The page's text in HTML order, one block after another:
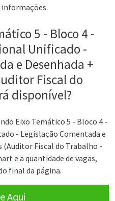
informações.
5 - Bloco 4 -
Unificado -
e Desenhada +
Fiscal do
disponível?
Eixo Temático 5 - Bloco 4 -
- Legislação Comentada e
(Auditor Fiscal do Trabalho -
e a quantidade de vagas,
final da página.
Aqui